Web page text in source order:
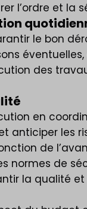
l’ordre et la
le bon
des
en
anticiper les
de
normes de
la qualité